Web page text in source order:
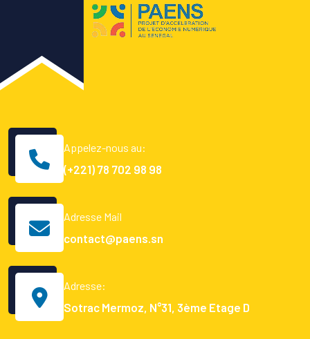
Appelez-nous au:
(+221) 78 702 98 98
Adresse Mail
contact@paens.sn
Adresse:
Sotrac Mermoz, N°31, 3ème Etage D